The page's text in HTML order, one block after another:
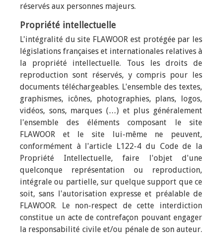
réservés aux personnes majeurs.
Propriété intellectuelle
L'intégralité du site FLAWOOR est protégée par les
législations françaises et internationales relatives à
la propriété intellectuelle. Tous les droits de
reproduction sont réservés, y compris pour les
documents téléchargeables. L'ensemble des textes,
graphismes, icônes, photographies, plans, logos,
vidéos, sons, marques (…) et plus généralement
l'ensemble des éléments composant le site
FLAWOOR et le site lui-même ne peuvent,
conformément à l'article L122-4 du Code de la
Propriété Intellectuelle, faire l'objet d'une
quelconque représentation ou reproduction,
intégrale ou partielle, sur quelque support que ce
soit, sans l'autorisation expresse et préalable de
FLAWOOR. Le non-respect de cette interdiction
constitue un acte de contrefaçon pouvant engager
la responsabilité civile et/ou pénale de son auteur.